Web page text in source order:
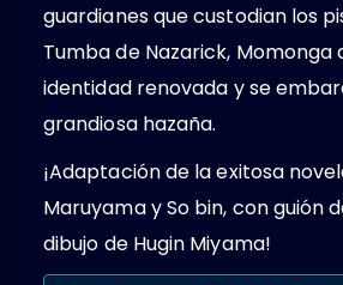
guardianes que custodian los
Tumba de Nazarick, Momonga
identidad renovada y se
grandiosa hazaña.
¡Adaptación de la exitosa
Maruyama y So bin, con guión
dibujo de Hugin Miyama!